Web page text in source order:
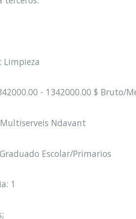
Limpieza
- 1342000.00 $ Bruto/
Ndavant
Escolar/Primarios
1